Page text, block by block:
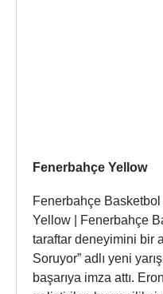
Fenerbahçe Yellow
Fenerbahçe
Yellow | Fenerbahçe
taraftar deneyimini bir
Soruyor” adlı yeni
başarıya imza attı.